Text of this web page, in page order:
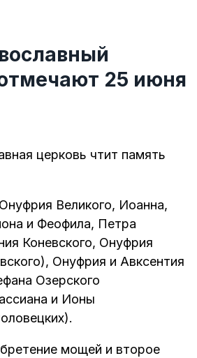
25 июня
церковь чтит память
Великого, Иоанна,
и Феофила, Петра
Коневского, Онуфрия
Онуфрия и Авксентия
Озерского
и Ионы
мощей и второе